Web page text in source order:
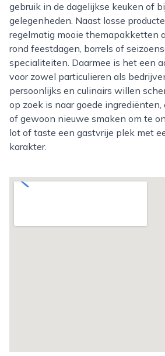
gebruik in de dagelijkse keuken of
gelegenheden. Naast losse
regelmatig mooie themapakketten
rond feestdagen, borrels of
specialiteiten. Daarmee is het een
voor zowel particulieren als
persoonlijks en culinairs willen
op zoek is naar goede ingrediënten,
of gewoon nieuwe smaken om te
lot of taste een gastvrije plek met
karakter.